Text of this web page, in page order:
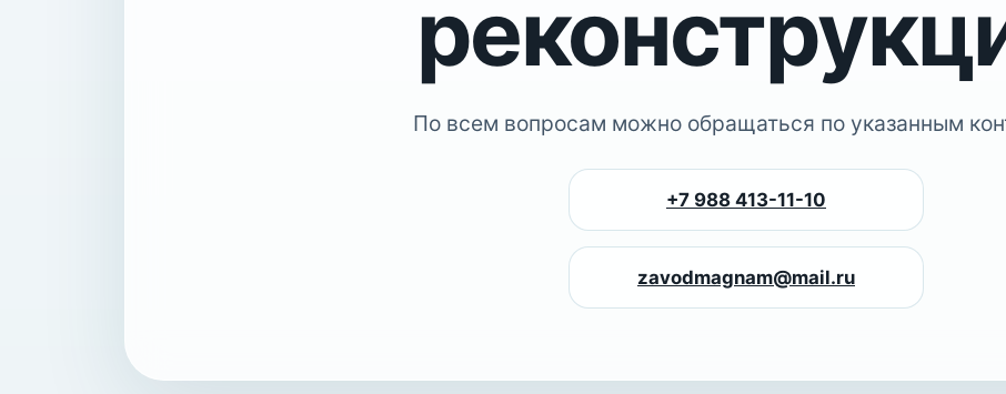
По всем вопросам можно обращаться по указанным
+7 988 413-11-10
zavodmagnam@mail.ru